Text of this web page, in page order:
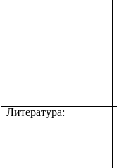
Литература: